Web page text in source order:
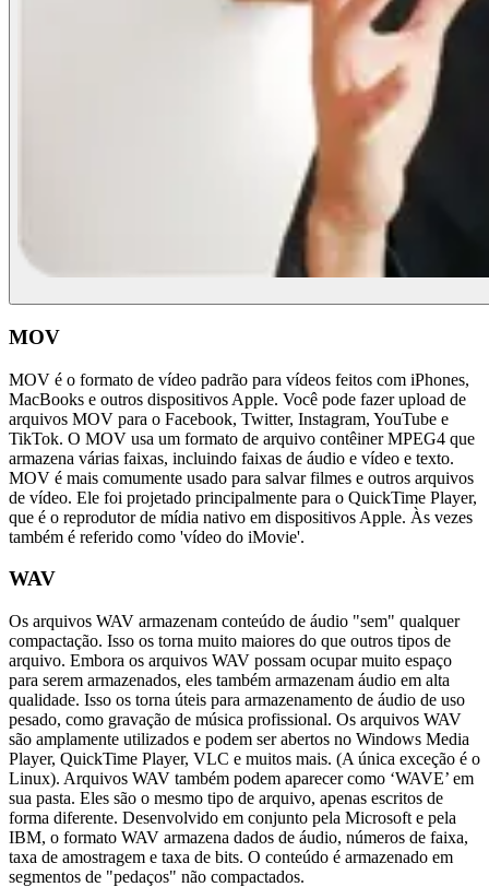
MOV
MOV é o formato de vídeo padrão para vídeos feitos com iPhones,
MacBooks e outros dispositivos Apple. Você pode fazer upload de
arquivos MOV para o Facebook, Twitter, Instagram, YouTube e
TikTok. O MOV usa um formato de arquivo contêiner MPEG4 que
armazena várias faixas, incluindo faixas de áudio e vídeo e texto.
MOV é mais comumente usado para salvar filmes e outros arquivos
de vídeo. Ele foi projetado principalmente para o QuickTime Player,
que é o reprodutor de mídia nativo em dispositivos Apple. Às vezes
também é referido como 'vídeo do iMovie'.
WAV
Os arquivos WAV armazenam conteúdo de áudio "sem" qualquer
compactação. Isso os torna muito maiores do que outros tipos de
arquivo. Embora os arquivos WAV possam ocupar muito espaço
para serem armazenados, eles também armazenam áudio em alta
qualidade. Isso os torna úteis para armazenamento de áudio de uso
pesado, como gravação de música profissional. Os arquivos WAV
são amplamente utilizados e podem ser abertos no Windows Media
Player, QuickTime Player, VLC e muitos mais. (A única exceção é o
Linux). Arquivos WAV também podem aparecer como ‘WAVE’ em
sua pasta. Eles são o mesmo tipo de arquivo, apenas escritos de
forma diferente. Desenvolvido em conjunto pela Microsoft e pela
IBM, o formato WAV armazena dados de áudio, números de faixa,
taxa de amostragem e taxa de bits. O conteúdo é armazenado em
segmentos de "pedaços" não compactados.